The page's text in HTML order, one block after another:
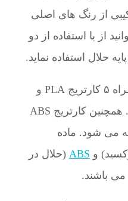
از رنگ های اصلی
از با استفاده از دو
حلال استفاده نماید.
پکیج اصلی این پرینتر به همراه ۵ کارتریج PLA و
یک کارتریج PVA می باشد. همچنین کارتریج ABS
می شود. ماده
و ABS (حلال در
باشند.